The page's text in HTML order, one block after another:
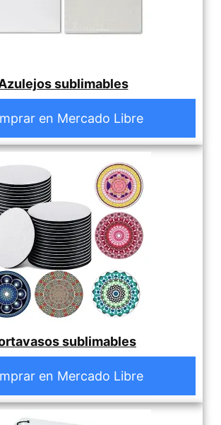
sublimables
en Mercado Libre
sublimables
en Mercado Libre